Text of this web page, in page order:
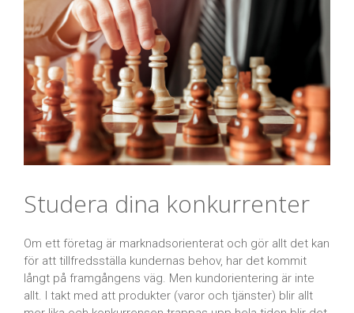
Studera dina konkurrenter
Om ett företag är marknadsorienterat och gör allt det kan
för att tillfredsställa kundernas behov, har det kommit
långt på framgångens väg. Men kundorientering är inte
allt. I takt med att produkter (varor och tjänster) blir allt